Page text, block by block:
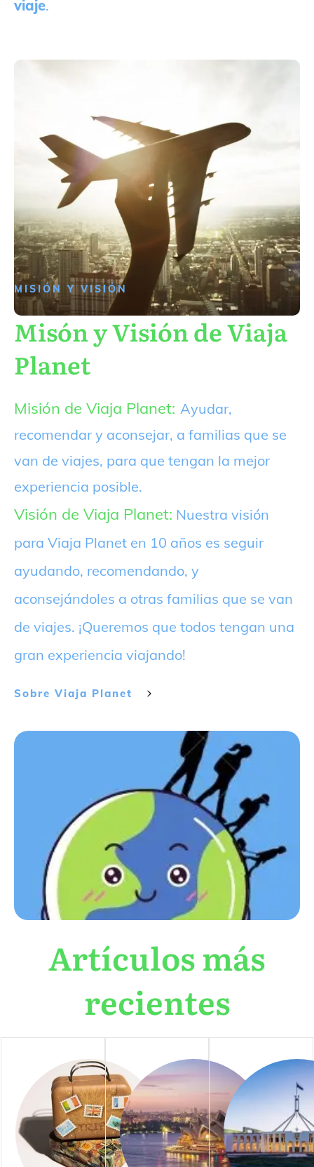
viaje.
MISIÓN Y VISIÓN
Misón y Visión de Viaja
Planet
Misión de Viaja Planet: Ayudar,
recomendar y aconsejar, a familias que se
van de viajes, para que tengan la mejor
experiencia posible.
Visión de Viaja Planet: Nuestra visión
para Viaja Planet en 10 años es seguir
ayudando, recomendando, y
aconsejándoles a otras familias que se van
de viajes. ¡Queremos que todos tengan una
gran experiencia viajando!
Sobre Viaja Planet
Artículos más
recientes